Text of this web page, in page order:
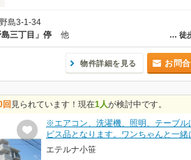
島3-1-34
… 徒
島三丁目」停 他
物件詳細を見る お問
回 見られています！現在1人が検討中です。
※エアコン、洗濯機、照明、テーブル
ビス品となります。ワンちゃんと一
エテルナ小笹